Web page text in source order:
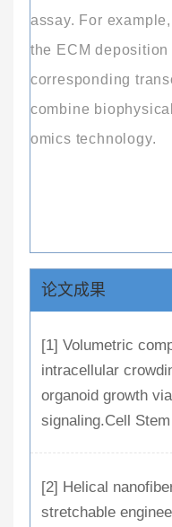
assay. For
the ECM
corresponding
combine
omics technology.
论文成果
[1] Volumetric
intracellular
organoid growth
signaling.Cell
[2] Helical
stretchable